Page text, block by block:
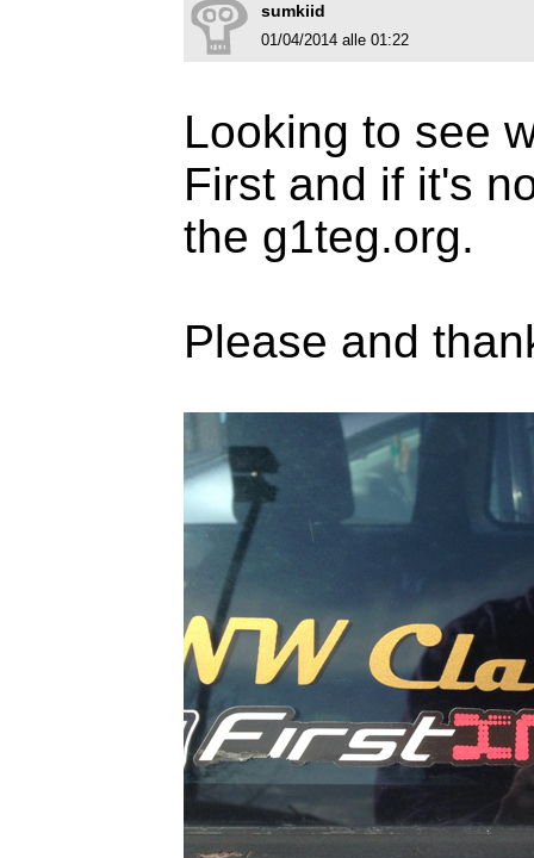
sumkiid
01/04/2014 alle 01:22
Looking to see
First and if it's
the g1teg.org.
Please and